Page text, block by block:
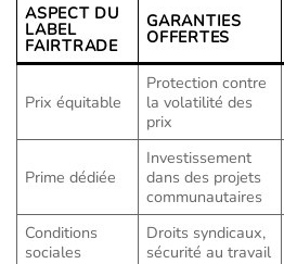
ASPECT DU
LABEL
FAIRTRADE
GARANTIES
OFFERTES
Prix équitable
Protection contre
la volatilité des
prix
Prime dédiée
Investissement
dans des projets
communautaires
Conditions
sociales
Droits syndicaux,
sécurité au travail